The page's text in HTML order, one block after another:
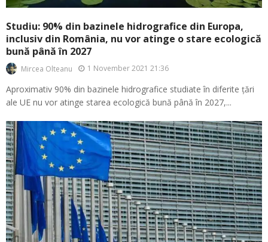
Studiu: 90% din bazinele hidrografice din Europa,
inclusiv din România, nu vor atinge o stare ecologică
bună până în 2027
Mircea Olteanu 1 November 2021 21:36
Aproximativ 90% din bazinele hidrografice studiate în diferite țări
ale UE nu vor atinge starea ecologică bună până în 2027,...